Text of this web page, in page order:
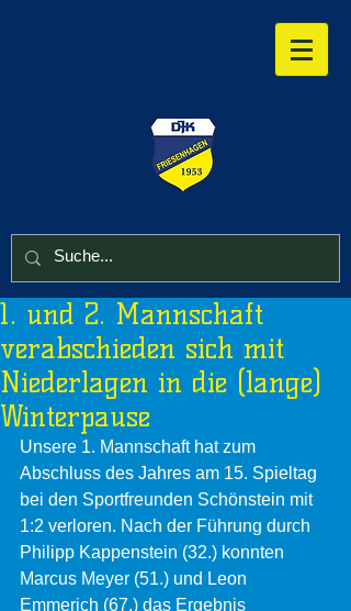
1. und 2. Mannschaft
verabschieden sich mit
Niederlagen in die (lange)
Winterpause
Unsere 1. Mannschaft hat zum
Abschluss des Jahres am 15. Spieltag
bei den Sportfreunden Schönstein mit
1:2 verloren. Nach der Führung durch
Philipp Kappenstein (32.) konnten
Marcus Meyer (51.) und Leon
Emmerich (67.) das Ergebnis